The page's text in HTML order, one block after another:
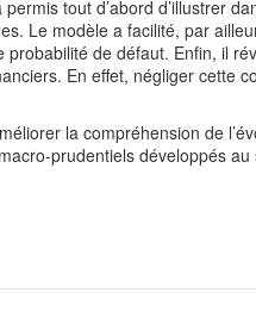
tout d’abord d’illustrer
Le modèle a facilité, par
probabilité de défaut. Enfin, il
En effet, négliger cette
la compréhension de
prudentiels développés